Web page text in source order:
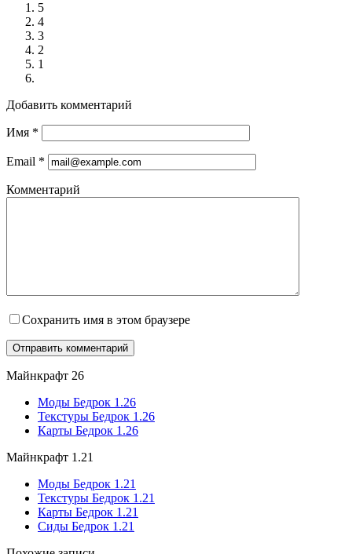
5
4
3
2
1
Добавить комментарий
Имя *
Email *
Комментарий
Сохранить имя в этом браузере
Майнкрафт 26
Моды Бедрок 1.26
Текстуры Бедрок 1.26
Карты Бедрок 1.26
Майнкрафт 1.21
Моды Бедрок 1.21
Текстуры Бедрок 1.21
Карты Бедрок 1.21
Сиды Бедрок 1.21